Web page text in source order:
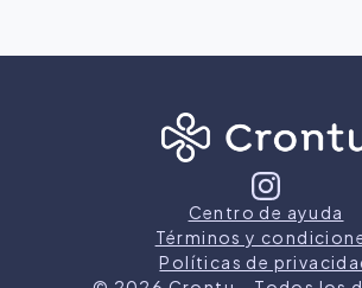
Centro de ayuda
Términos y
Políticas de